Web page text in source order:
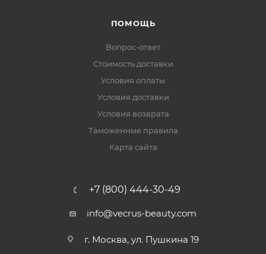
ПОМОЩЬ
Вопрос-ответ
Стоимость доставки
Условия оплаты
Условия доставки
Условия возврата
Таможенные правила
Карта сайта
+7 (800) 444-30-49
info@vecrus-beauty.com
г. Москва, ул. Пушкина 19